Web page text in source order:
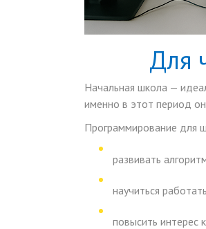
Для
Начальная школа —
именно в этот период
Программирование для
развивать
научиться
повысить интерес